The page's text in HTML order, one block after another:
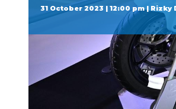
31 October 2023 | 12:00 pm | Rizky